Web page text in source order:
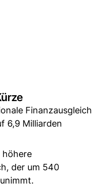
Finanzausgleich
6,9 Milliarden
höhere
der um 540